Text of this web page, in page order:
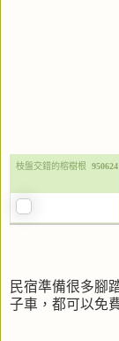
枝盤交錯的榕樹根 950624
民宿準備很多腳
子車，都可以免